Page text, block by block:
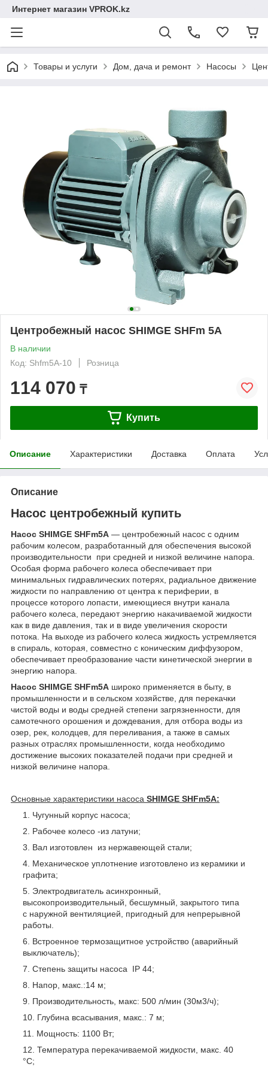
Интернет магазин VPROK.kz
Товары и услуги Дом, дача и ремонт Насосы
Центробежный насос SHIMGE SHFm 5A
В наличии
Код: Shfm5A-10
Розница
114 070 ₸
Купить
Описание Характеристики Доставка Оплата
Описание
Насос центробежный купить
Насос SHIMGE SHFm5A ― центробежный насос с одним
рабочим колесом, разработанный для обеспечения высокой
производительности при средней и низкой величине напора.
Особая форма рабочего колеса обеспечивает при
минимальных гидравлических потерях, радиальное движение
жидкости по направлению от центра к периферии, в
процессе которого лопасти, имеющиеся внутри канала
рабочего колеса, передают энергию накачиваемой жидкости
как в виде давления, так и в виде увеличения скорости
потока. На выходе из рабочего колеса жидкость устремляется
в спираль, которая, совместно с коническим диффузором,
обеспечивает преобразование части кинетической энергии в
энергию напора.
Насос SHIMGE SHFm5A широко применяется в быту, в
промышленности и в сельском хозяйстве, для перекачки
чистой воды и воды средней степени загрязненности, для
самотечного орошения и дождевания, для отбора воды из
озер, рек, колодцев, для переливания, а также в самых
разных отраслях промышленности, когда необходимо
достижение высоких показателей подачи при средней и
низкой величине напора.
Основные характеристики насоса SHIMGE SHFm5A:
Чугунный корпус насоса;
Рабочее колесо -из латуни;
Вал изготовлен из нержавеющей стали;
Механическое уплотнение изготовлено из керамики и
графита;
Электродвигатель асинхронный,
высокопроизводительный, бесшумный, закрытого типа
с наружной вентиляцией, пригодный для непрерывной
работы.
Встроенное термозащитное устройство (аварийный
выключатель);
Степень защиты насоса IP 44;
Напор, макс.:14 м;
Производительность, макс: 500 л/мин (30м3/ч);
Глубина всасывания, макс.: 7 м;
Мощность: 1100 Вт;
Температура перекачиваемой жидкости, макс. 40
°C;